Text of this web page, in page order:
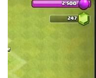
More exciting
[Fight with your allies]
Make new allies
bonuses, get rewards